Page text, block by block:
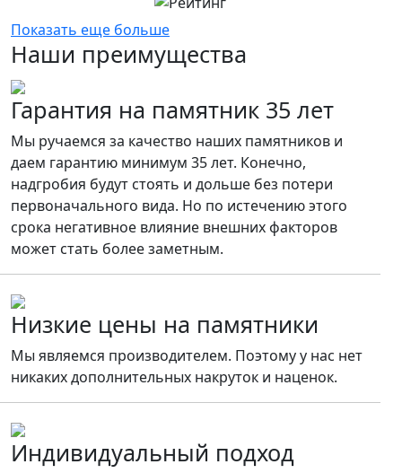
Показать еще больше
Наши преимущества
Гарантия на памятник 35 лет
Мы ручаемся за качество наших памятников и
даем гарантию минимум 35 лет. Конечно,
надгробия будут стоять и дольше без потери
первоначального вида. Но по истечению этого
срока негативное влияние внешних факторов
может стать более заметным.
Низкие цены на памятники
Мы являемся производителем. Поэтому у нас нет
никаких дополнительных накруток и наценок.
Индивидуальный подход